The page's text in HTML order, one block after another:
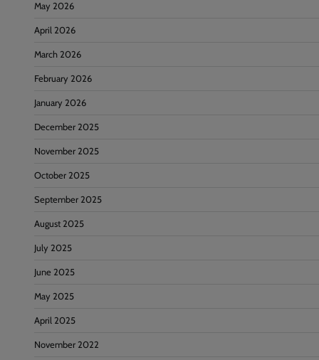
May 2026
April 2026
March 2026
February 2026
January 2026
December 2025
November 2025
October 2025
September 2025
August 2025
July 2025
June 2025
May 2025
April 2025
November 2022